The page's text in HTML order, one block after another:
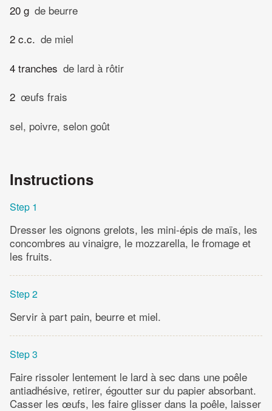
20 g de beurre
2 c.c. de miel
4 tranches de lard à rôtir
2 œufs frais
sel, poivre, selon goût
Instructions
Step 1
Dresser les oignons grelots, les mini-épis de maïs, les
concombres au vinaigre, le mozzarella, le fromage et
les fruits.
Step 2
Servir à part pain, beurre et miel.
Step 3
Faire rissoler lentement le lard à sec dans une poêle
antiadhésive, retirer, égoutter sur du papier absorbant.
Casser les œufs, les faire glisser dans la poêle, laisser